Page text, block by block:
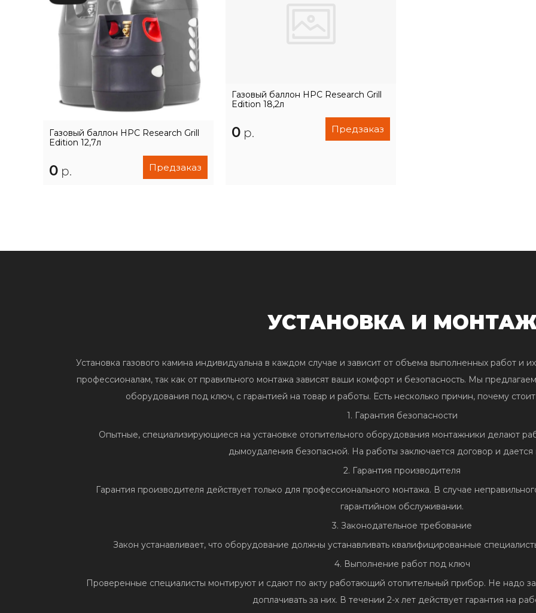
Газовый баллон HPC Research Grill
Edition 12,7л
0 р. Предзаказ
Газовый баллон HPC Research Grill
Edition 18,2л
0 р. Предзаказ
УСТАНОВКА И
Установка газового камина индивидуальна в каждом случае и зависит от объема выполненных работ и
профессионалам, так как от правильного монтажа зависят ваши комфорт и безопасность. Мы
оборудования под ключ, с гарантией на товар и работы. Есть несколько причин, почему
1. Гарантия безопасности
Опытные, специализирующиеся на установке отопительного оборудования монтажники делают
дымоудаления безопасной. На работы заключается договор и дается
2. Гарантия производителя
Гарантия производителя действует только для профессионального монтажа. В случае
гарантийном обслуживании.
3. Законодательное требование
Закон устанавливает, что оборудование должны устанавливать квалифицированные
4. Выполнение работ под ключ
Проверенные специалисты монтируют и сдают по акту работающий отопительный прибор. Не надо
доплачивать за них. В течении 2-х лет действует гарантия на